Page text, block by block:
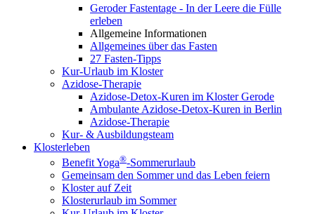
Geroder Fastentage - In der Leere die Fülle
erleben
Allgemeine Informationen
Allgemeines über das Fasten
27 Fasten-Tipps
Kur-Urlaub im Kloster
Azidose-Therapie
Azidose-Detox-Kuren im Kloster Gerode
Ambulante Azidose-Detox-Kuren in Berlin
Azidose-Therapie
Kur- & Ausbildungsteam
Klosterleben
Benefit Yoga®-Sommerurlaub
Gemeinsam den Sommer und das Leben feiern
Kloster auf Zeit
Klosterurlaub im Sommer